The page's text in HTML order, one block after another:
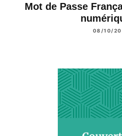
Mot de Passe
08/10/